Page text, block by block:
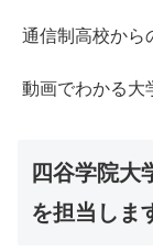
通信制高校から
動画でわかる大
四谷学院大
を担当しま